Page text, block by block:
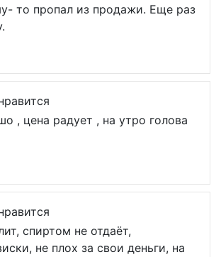
то пропал из продажи. Еще раз
, цена радует , на утро голова
спиртом не отдаёт,
не плох за свои деньги, на